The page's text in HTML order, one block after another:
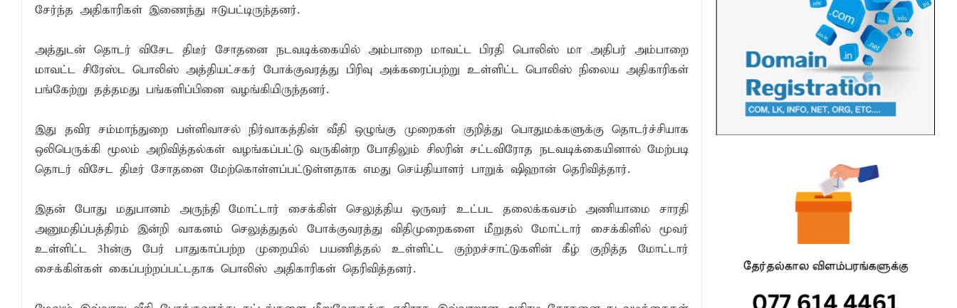
சேர்ந்த அதிகாரிகள் இணைந்து ஈடுபட்டிருந்தனர்.
அத்துடன் தொடர் விசேட திடீர் சோதனை நடவடிக்கையில் அம்பாறை மாவட்ட பிரதி பொலிஸ் மா அதிபர் அம்பாறை
மாவட்ட சிரேஸ்ட பொலிஸ் அத்தியட்சகர் போக்குவரத்து பிரிவு அக்கரைப்பற்று உள்ளிட்ட பொலிஸ் நிலைய அதிகாரிகள்
பங்கேற்று தத்தமது பங்களிப்பினை வழங்கியிருந்தனர்.
இது தவிர சம்மாந்துறை பள்ளிவாசல் நிர்வாகத்தின் வீதி ஒழுங்கு முறைகள் குறித்து பொதுமக்களுக்கு தொடர்ச்சியாக
ஒலிபெருக்கி மூலம் அறிவித்தல்கள் வழங்கப்பட்டு வருகின்ற போதிலும் சிலரின் சட்டவிரோத நடவடிக்கையினால் மேற்படி
தொடர் விசேட திடீர் சோதனை மேற்கொள்ளப்பட்டுள்ளதாக எமது செய்தியாளர் பாறுக் ஷிஹான் தெரிவித்தார்.
இதன் போது மதுபானம் அருந்தி மோட்டார் சைக்கிள் செலுத்திய ஒருவர் உட்பட தலைக்கவசம் அணியாமை சாரதி
அனுமதிப்பத்திரம் இன்றி வாகனம் செலுத்துதல் போக்குவரத்து விதிமுறைகளை மீறுதல் மோட்டார் சைக்கிளில் மூவர்
உள்ளிட்ட 3hன்கு பேர் பாதுகாப்பற்ற முறையில் பயணித்தல் உள்ளிட்ட குற்றச்சாட்டுகளின் கீழ் குறித்த மோட்டார்
சைக்கிள்கள் கைப்பற்றப்பட்டதாக பொலிஸ் அதிகாரிகள் தெரிவித்தனர்.